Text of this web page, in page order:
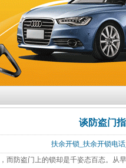
谈防盗门
扶余开锁_扶余开锁电
而防盗门上的锁却是千姿态百态。从